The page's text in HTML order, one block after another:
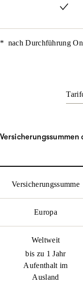
* nach Durchführung
Versicherungssumme
Europa
Weltweit
bis zu 1 Jahr
Aufenthalt im
Ausland